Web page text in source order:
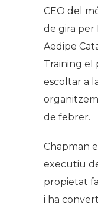
CEO del
de gira per
Aedipe
Training el
escoltar a
de febrer.
Chapman
executiu
propietat
i ha